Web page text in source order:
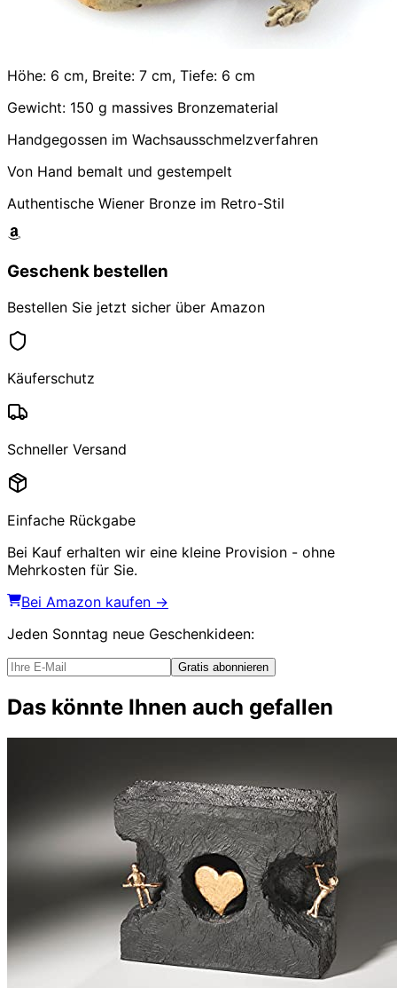
Höhe: 6 cm, Breite: 7 cm, Tiefe: 6 cm
Gewicht: 150 g massives Bronzematerial
Handgegossen im Wachsausschmelzverfahren
Von Hand bemalt und gestempelt
Authentische Wiener Bronze im Retro-Stil
Geschenk bestellen
Bestellen Sie jetzt sicher über Amazon
Käuferschutz
Schneller Versand
Einfache Rückgabe
Bei Kauf erhalten wir eine kleine Provision - ohne
Mehrkosten für Sie.
Bei Amazon kaufen →
Jeden Sonntag neue Geschenkideen:
Gratis abonnieren
Das könnte Ihnen auch gefallen